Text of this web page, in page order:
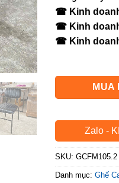
☎ Kinh
☎ Kinh
☎ Kinh
MUA
Zalo -
SKU:
Danh mục: Ghế